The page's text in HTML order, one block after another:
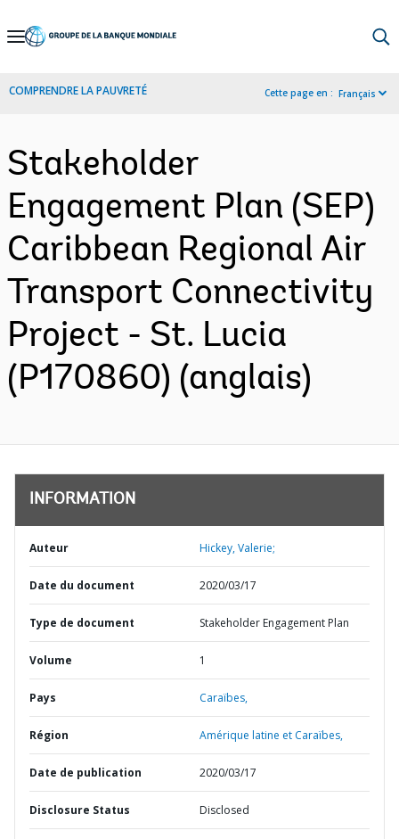
Skip
Navigation
COMPRENDRE LA PAUVRETÉ Cette page en : Français
Stakeholder
Engagement Plan (SEP)
Caribbean Regional Air
Transport Connectivity
Project - St. Lucia
(P170860) (anglais)
INFORMATION
Auteur Hickey, Valerie;
Date du document 2020/03/17
Type de document Stakeholder Engagement Plan
Volume 1
Pays Caraïbes,
Région Amérique latine et Caraïbes,
Date de publication 2020/03/17
Disclosure Status Disclosed